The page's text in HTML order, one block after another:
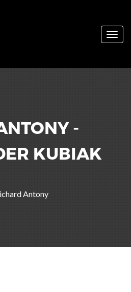
-
KUBIAK
Antony